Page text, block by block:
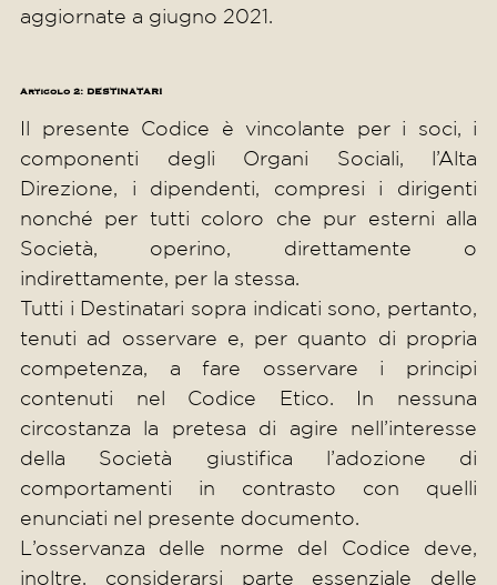
aggiornate a giugno 2021.
Articolo 2: DESTINATARI
Il presente Codice è vincolante per i soci, i
componenti degli Organi Sociali, l’Alta
Direzione, i dipendenti, compresi i dirigenti
nonché per tutti coloro che pur esterni alla
Società, operino, direttamente o
indirettamente, per la stessa.
Tutti i Destinatari sopra indicati sono, pertanto,
tenuti ad osservare e, per quanto di propria
competenza, a fare osservare i principi
contenuti nel Codice Etico. In nessuna
circostanza la pretesa di agire nell’interesse
della Società giustifica l’adozione di
comportamenti in contrasto con quelli
enunciati nel presente documento.
L’osservanza delle norme del Codice deve,
inoltre, considerarsi parte essenziale delle